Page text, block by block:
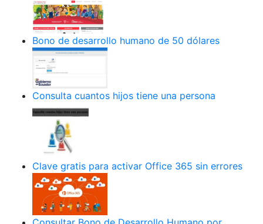
Bono de desarrollo humano de 50 dólares
Consulta cuantos hijos tiene una persona
Clave gratis para activar Office 365 sin errores